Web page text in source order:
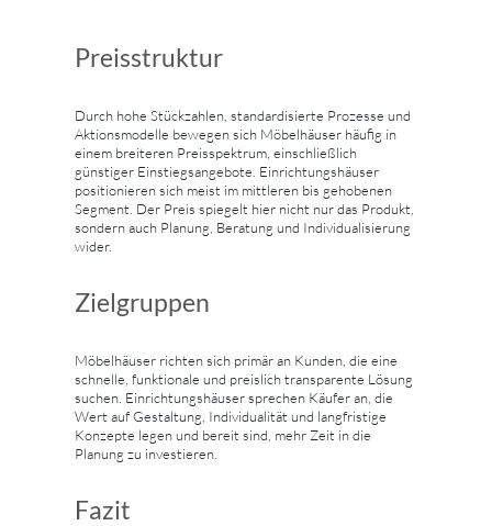
Preisstruktur
Durch hohe Stückzahlen, standardisierte Prozesse und
Aktionsmodelle bewegen sich Möbelhäuser häufig in
einem breiteren Preisspektrum, einschließlich
günstiger Einstiegsangebote. Einrichtungshäuser
positionieren sich meist im mittleren bis gehobenen
Segment. Der Preis spiegelt hier nicht nur das Produkt,
sondern auch Planung, Beratung und Individualisierung
wider.
Zielgruppen
Möbelhäuser richten sich primär an Kunden, die eine
schnelle, funktionale und preislich transparente Lösung
suchen. Einrichtungshäuser sprechen Käufer an, die
Wert auf Gestaltung, Individualität und langfristige
Konzepte legen und bereit sind, mehr Zeit in die
Planung zu investieren.
Fazit